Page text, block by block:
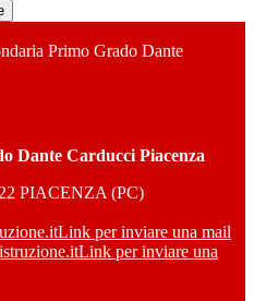
Primo Grado Dante
Dante Carducci Piacenza
PIACENZA (PC)
Link per inviare una mail
Link per inviare una